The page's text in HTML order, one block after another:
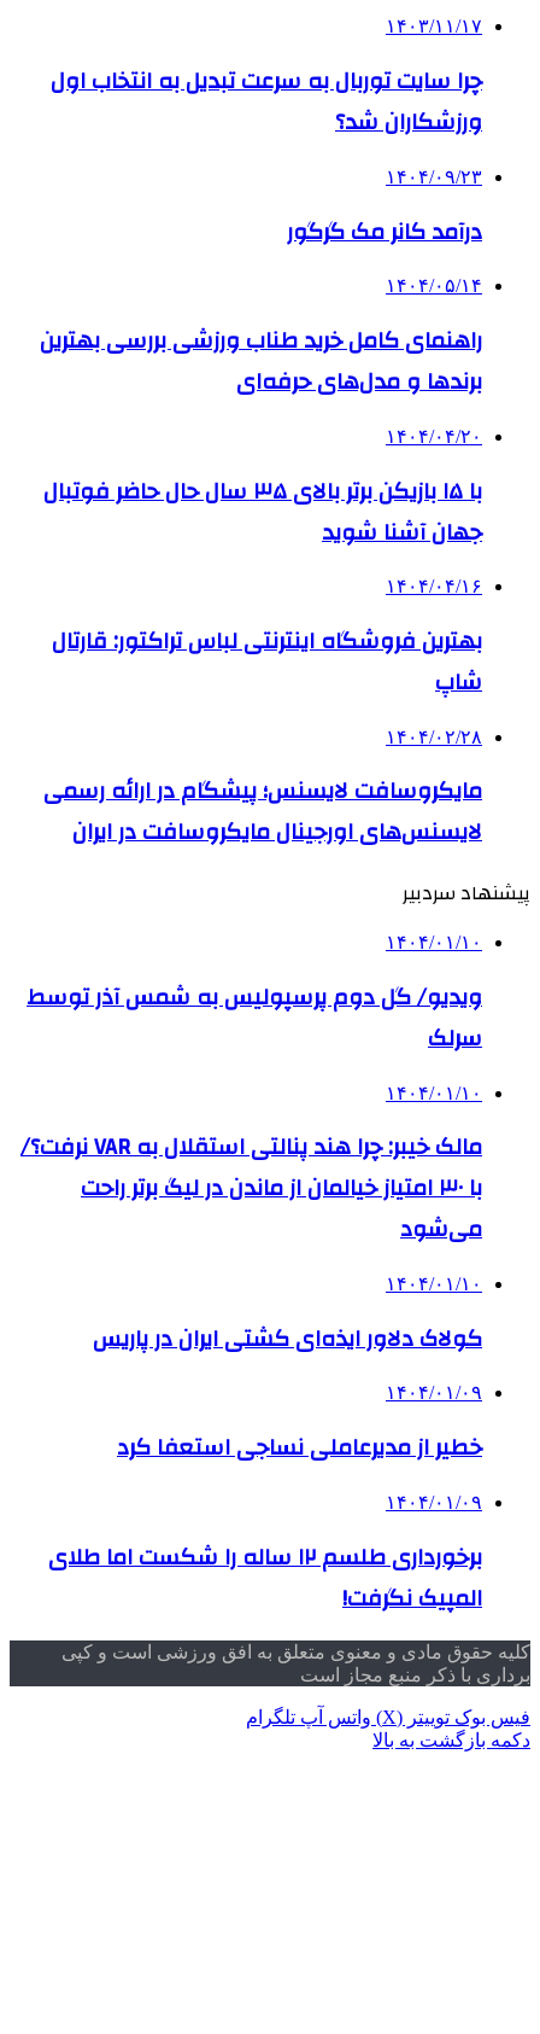
۱۴۰۳/۱۱/۱۷
چرا سایت توربال به ‌سرعت تبدیل به انتخاب اول
ورزشکاران شد؟
۱۴۰۴/۰۹/۲۳
درآمد کانر مک گرگور
۱۴۰۴/۰۵/۱۴
راهنمای کامل خرید طناب ورزشی بررسی بهترین
برندها و مدل‌های حرفه‌ای
۱۴۰۴/۰۴/۲۰
با ۱۵ بازیکن برتر بالای ۳۵ سال حال حاضر فوتبال
جهان آشنا شوید
۱۴۰۴/۰۴/۱۶
بهترین فروشگاه اینترنتی لباس تراکتور: قارتال
شاپ
۱۴۰۴/۰۲/۲۸
مایکروسافت لایسنس؛ پیشگام در ارائه رسمی
لایسنس‌های اورجینال مایکروسافت در ایران
پیشنهاد سردبیر
۱۴۰۴/۰۱/۱۰
ویدیو/ گل دوم پرسپولیس به شمس آذر توسط
سرلک
۱۴۰۴/۰۱/۱۰
مالک خیبر: چرا هند پنالتی استقلال به VAR نرفت؟/
با ۳۰ امتیاز خیالمان از ماندن در لیگ برتر راحت
می‌شود
۱۴۰۴/۰۱/۱۰
کولاک دلاور ایذه‌ای کشتی ایران در پاریس
۱۴۰۴/۰۱/۰۹
خطیر از مدیرعاملی نساجی استعفا کرد
۱۴۰۴/۰۱/۰۹
برخورداری طلسم ۱۲ ساله را شکست اما طلای
المپیک نگرفت!
کلیه حقوق مادی و معنوی متعلق به افق ورزشی است و کپی
برداری با ذکر منبع مجاز است
فیس بوک توییتر (X) واتس آپ تلگرام
دکمه بازگشت به بالا